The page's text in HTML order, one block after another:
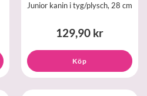
Junior kanin i tyg/plysch, 28 cm
129,90 kr
Köp